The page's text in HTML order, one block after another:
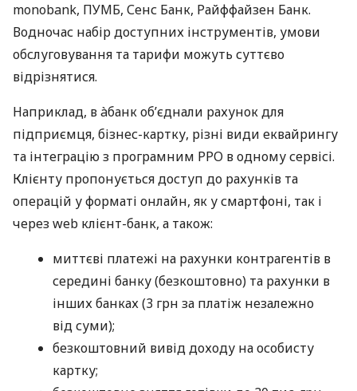
monobank, ПУМБ, Сенс Банк, Райффайзен Банк.
Водночас набір доступних інструментів, умови
обслуговування та тарифи можуть суттєво
відрізнятися.
Наприклад, в àбанк об’єднали рахунок для
підприємця, бізнес-картку, різні види еквайрингу
та інтеграцію з програмним РРО в одному сервісі.
Клієнту пропонується доступ до рахунків та
операцій у форматі онлайн, як у смартфоні, так і
через web клієнт-банк, а також:
миттєві платежі на рахунки контрагентів в
середині банку (безкоштовно) та рахунки в
інших банках (3 грн за платіж незалежно
від суми);
безкоштовний вивід доходу на особисту
картку;